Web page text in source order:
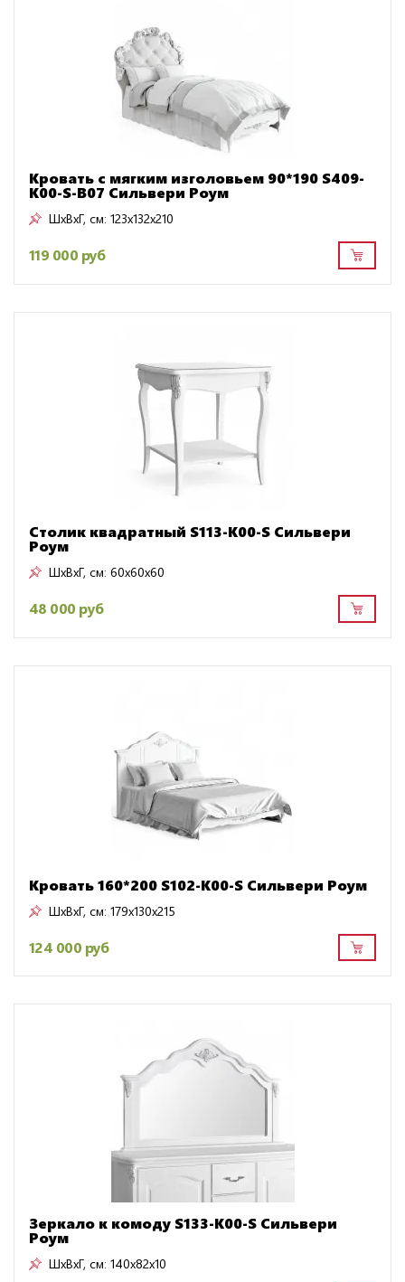
Кровать с мягким изголовьем 90*190 S409-
K00-S-B07 Сильвери Роум
ШxВxГ, см: 123x132x210
119 000 руб
Столик квадратный S113-K00-S Сильвери
Роум
ШxВxГ, см: 60x60x60
48 000 руб
Кровать 160*200 S102-K00-S Сильвери Роум
ШxВxГ, см: 179x130x215
124 000 руб
Зеркало к комоду S133-K00-S Сильвери
Роум
ШxВxГ, см: 140x82x10